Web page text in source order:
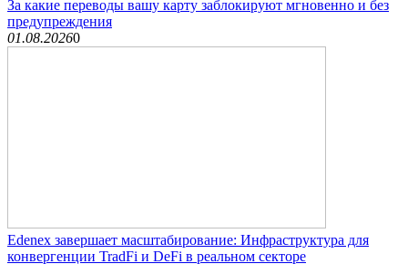
За какие переводы вашу карту заблокируют мгновенно и без
предупреждения
01.08.20260
Edenex завершает масштабирование: Инфраструктура для
конвергенции TradFi и DeFi в реальном секторе